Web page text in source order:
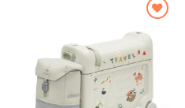
na listu
želja